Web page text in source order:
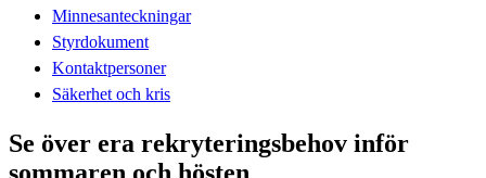
Minnesanteckningar
Styrdokument
Kontaktpersoner
Säkerhet och kris
Se över era rekryteringsbehov inför
sommaren och hösten